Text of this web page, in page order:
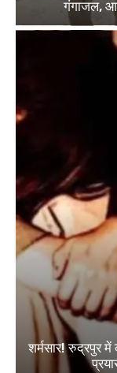
गंगाजल,
शर्मसार! रुद्रपुर